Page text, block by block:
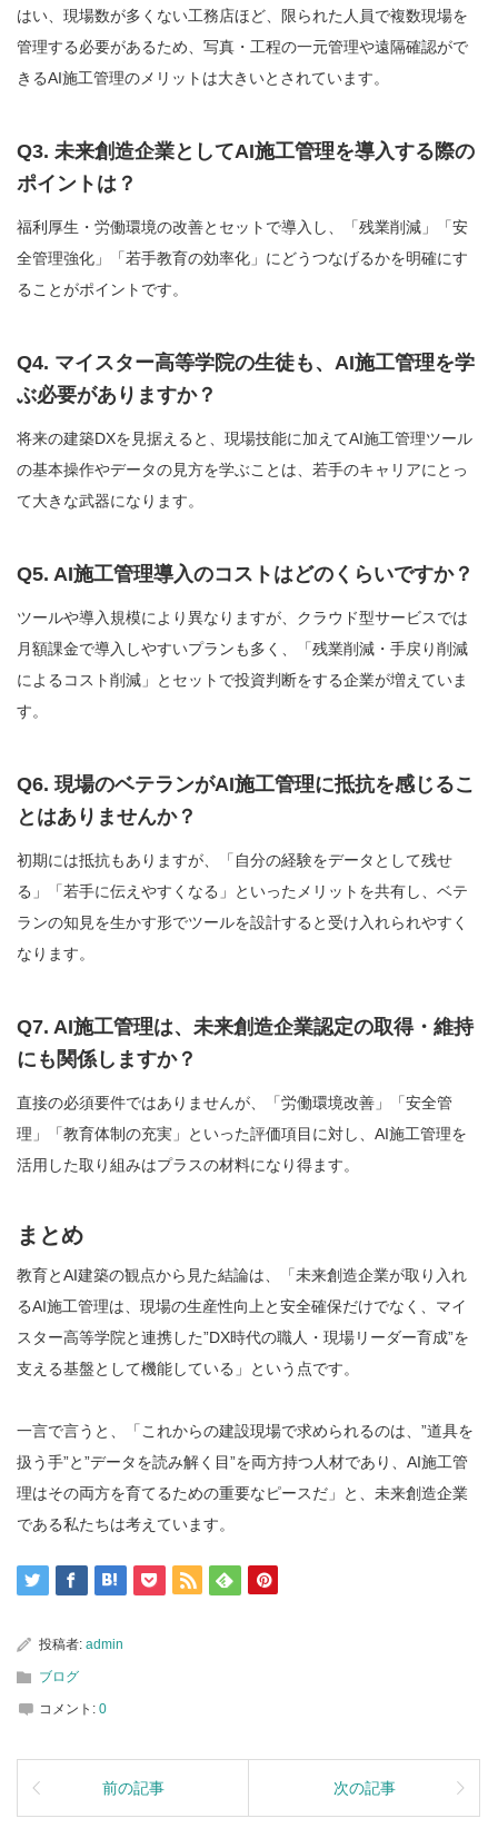
はい、現場数が多くない工務店ほど、限られた人員で複数現場を
管理する必要があるため、写真・工程の一元管理や遠隔確認がで
きるAI施工管理のメリットは大きいとされています。
Q3. 未来創造企業としてAI施工管理を導入する際の
ポイントは？
福利厚生・労働環境の改善とセットで導入し、「残業削減」「安
全管理強化」「若手教育の効率化」にどうつなげるかを明確にす
ることがポイントです。
Q4. マイスター高等学院の生徒も、AI施工管理を学
ぶ必要がありますか？
将来の建築DXを見据えると、現場技能に加えてAI施工管理ツール
の基本操作やデータの見方を学ぶことは、若手のキャリアにとっ
て大きな武器になります。
Q5. AI施工管理導入のコストはどのくらいですか？
ツールや導入規模により異なりますが、クラウド型サービスでは
月額課金で導入しやすいプランも多く、「残業削減・手戻り削減
によるコスト削減」とセットで投資判断をする企業が増えていま
す。
Q6. 現場のベテランがAI施工管理に抵抗を感じるこ
とはありませんか？
初期には抵抗もありますが、「自分の経験をデータとして残せ
る」「若手に伝えやすくなる」といったメリットを共有し、ベテ
ランの知見を生かす形でツールを設計すると受け入れられやすく
なります。
Q7. AI施工管理は、未来創造企業認定の取得・維持
にも関係しますか？
直接の必須要件ではありませんが、「労働環境改善」「安全管
理」「教育体制の充実」といった評価項目に対し、AI施工管理を
活用した取り組みはプラスの材料になり得ます。
まとめ
教育とAI建築の観点から見た結論は、「未来創造企業が取り入れ
るAI施工管理は、現場の生産性向上と安全確保だけでなく、マイ
スター高等学院と連携した”DX時代の職人・現場リーダー育成”を
支える基盤として機能している」という点です。
一言で言うと、「これからの建設現場で求められるのは、”道具を
扱う手”と”データを読み解く目”を両方持つ人材であり、AI施工管
理はその両方を育てるための重要なピースだ」と、未来創造企業
である私たちは考えています。
投稿者: admin
ブログ
コメント: 0
前の記事 次の記事